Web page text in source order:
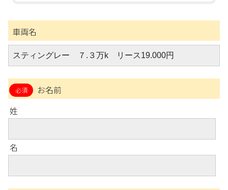
車両名
お名前
姓
名